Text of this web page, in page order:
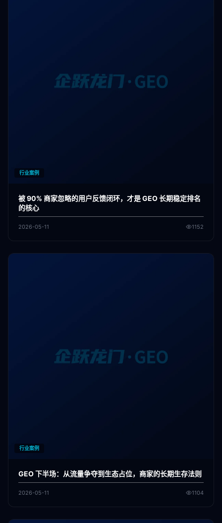
行业案例
被 90% 商家忽略的用户反馈闭环，才是 GEO 长期稳定排名
的核心
2026-05-11 1152
行业案例
GEO 下半场：从流量争夺到生态占位，商家的长期生存法则
2026-05-11 1104